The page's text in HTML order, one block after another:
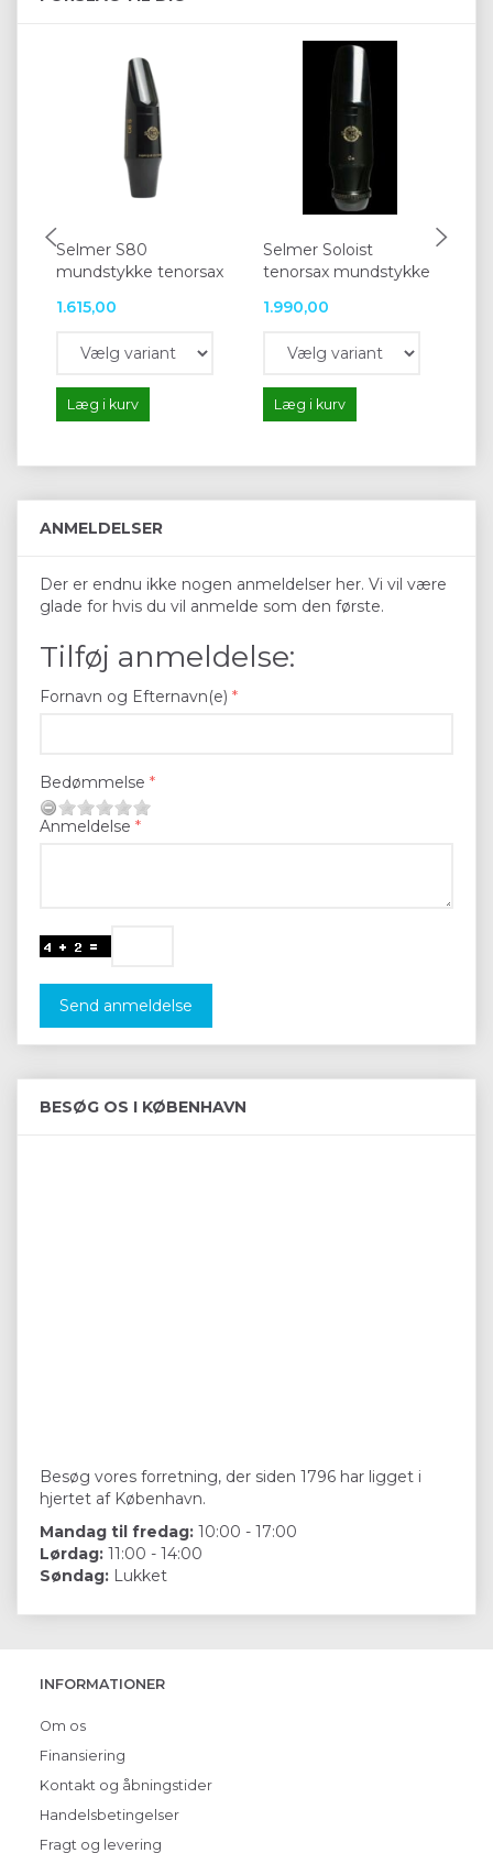
Selmer S80
mundstykke tenorsax
1.615,00
Læg i kurv
Selmer Soloist
tenorsax mundstykke
1.990,00
Læg i kurv
ANMELDELSER
Der er endnu ikke nogen anmeldelser her. Vi vil være
glade for hvis du vil anmelde som den første.
Tilføj anmeldelse:
Fornavn og Efternavn(e)
Bedømmelse
Anmeldelse
Send anmeldelse
BESØG OS I KØBENHAVN
Besøg vores forretning, der siden 1796 har ligget i
hjertet af København.
Mandag til fredag: 10:00 - 17:00
Lørdag: 11:00 - 14:00
Søndag: Lukket
INFORMATIONER
Om os
Finansiering
Kontakt og åbningstider
Handelsbetingelser
Fragt og levering